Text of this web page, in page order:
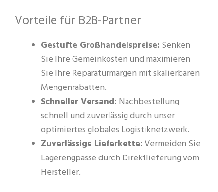
Vorteile für B2B-Partner
Gestufte Großhandelspreise: Senken
Sie Ihre Gemeinkosten und maximieren
Sie Ihre Reparaturmargen mit skalierbaren
Mengenrabatten.
Schneller Versand: Nachbestellung
schnell und zuverlässig durch unser
optimiertes globales Logistiknetzwerk.
Zuverlässige Lieferkette:Vermeiden Sie
Lagerengpässe durch Direktlieferung vom
Hersteller.